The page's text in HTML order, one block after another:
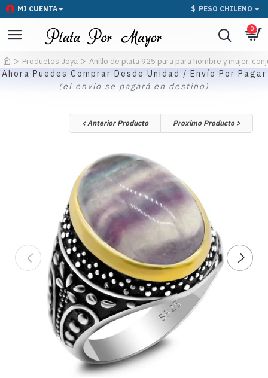
MI CUENTA $ PESO CHILENO
0
Productos Joya Anillo de plata 925 pura para hombre y mujer,
Ahora Puedes Comprar Desde Unidad / Envío Por Pagar
(el envío se pagará en destino)
< Anterior Producto Proximo Producto >